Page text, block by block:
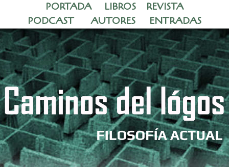
PORTADA LIBROS
REVISTA
PODCAST
AUTORES ENTRADAS